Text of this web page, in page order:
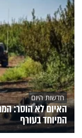
חדשות היום
האיום לא הוסר:
המיוחד בעורף